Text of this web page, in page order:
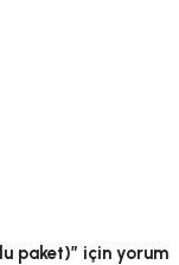
paket)” için yorum